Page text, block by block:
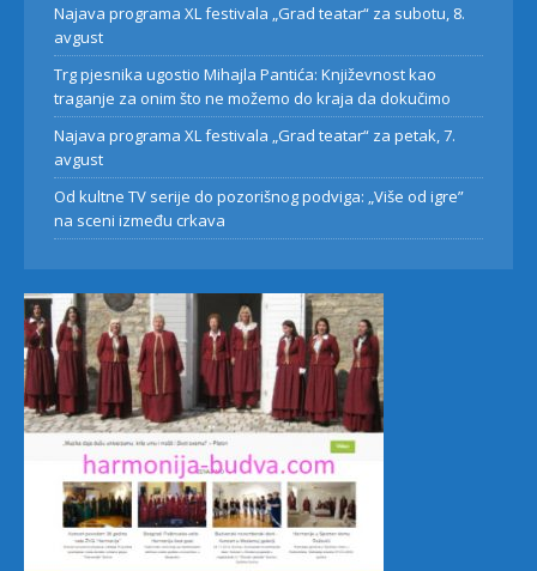
Najava programa XL festivala „Grad teatar“ za subotu, 8.
avgust
Trg pjesnika ugostio Mihajla Pantića: Književnost kao
traganje za onim što ne možemo do kraja da dokučimo
Najava programa XL festivala „Grad teatar“ za petak, 7.
avgust
Od kultne TV serije do pozorišnog podviga: „Više od igre”
na sceni između crkava